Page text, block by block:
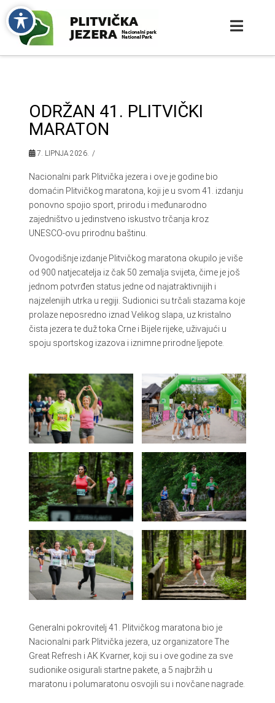
ODRŽAN 41. PLITVIČKI
MARATON
7. LIPNJA 2026.
Nacionalni park Plitvička jezera i ove je godine bio
domaćin Plitvičkog maratona, koji je u svom 41. izdanju
ponovno spojio sport, prirodu i međunarodno
zajedništvo u jedinstveno iskustvo trčanja kroz
UNESCO-ovu prirodnu baštinu.
Ovogodišnje izdanje Plitvičkog maratona okupilo je više
od 900 natjecatelja iz čak 50 zemalja svijeta, čime je još
jednom potvrđen status jedne od najatraktivnijih i
najzelenijih utrka u regiji. Sudionici su trčali stazama koje
prolaze neposredno iznad Velikog slapa, uz kristalno
čista jezera te duž toka Crne i Bijele rijeke, uživajući u
spoju sportskog izazova i iznimne prirodne ljepote.
Generalni pokrovitelj 41. Plitvičkog maratona bio je
Nacionalni park Plitvička jezera, uz organizatore The
Great Refresh i AK Kvarner, koji su i ove godine za sve
sudionike osigurali startne pakete, a 5 najbržih u
maratonu i polumaratonu osvojili su i novčane nagrade.